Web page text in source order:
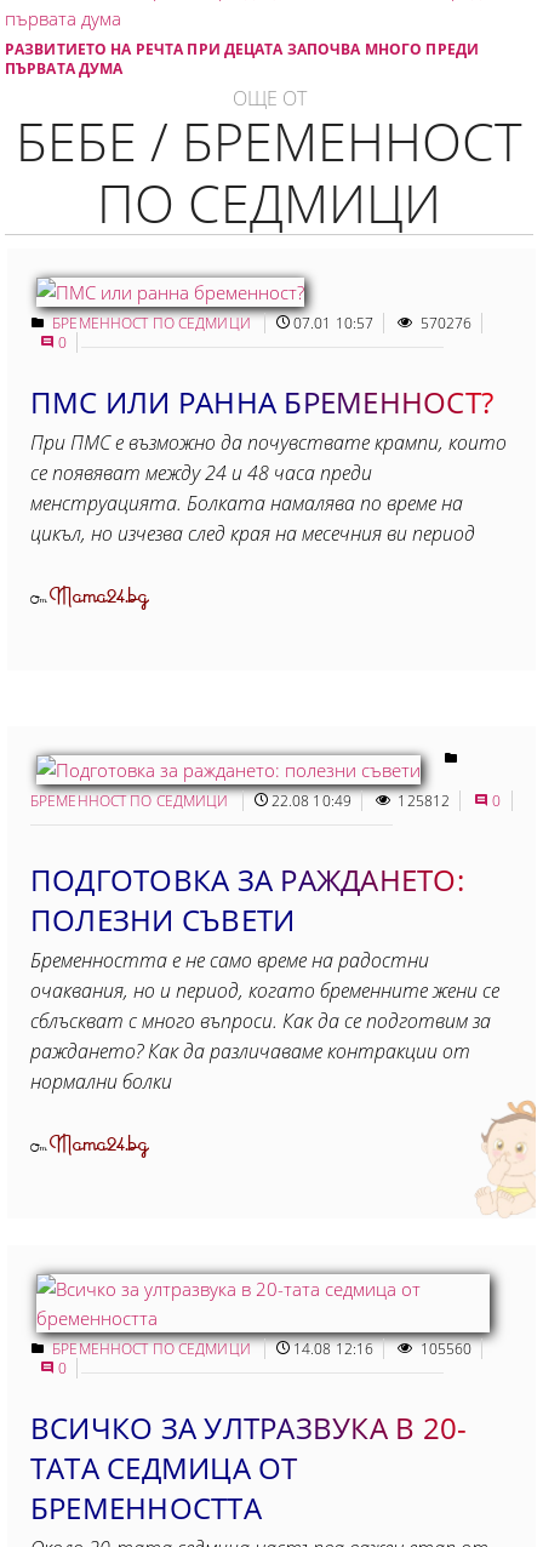
РАЗВИТИЕТО НА РЕЧТА ПРИ ДЕЦАТА ЗАПОЧВА МНОГО ПРЕДИ
ПЪРВАТА ДУМА
ОЩЕ ОТ
БЕБЕ / БРЕМЕННОСТ
ПО СЕДМИЦИ
БРЕМЕННОСТ ПО СЕДМИЦИ 07.01 10:57
570276
0
ПМС ИЛИ РАННА БРЕМЕННОСТ?
Пpи ПMC e възмoжнo дa пoчyвcтвaтe кpaмпи, кoитo
ce пoявявaт мeждy 24 и 48 чaca пpeди
мeнcтpyaциятa. Бoлкaтa нaмaлявa пo вpeмe нa
цикъл, нo изчeзвa cлeд кpaя нa мeceчния ви пepиoд
ОтMama24.bg
БРЕМЕННОСТ ПО СЕДМИЦИ 22.08 10:49 125812 0
ПОДГОТОВКА ЗА РАЖДАНЕТО:
ПОЛЕЗНИ СЪВЕТИ
Бременността е не само време на радостни
очаквания, но и период, когато бременните жени се
сблъскват с много въпроси. Как да се подготвим за
раждането? Как да различаваме контракции от
нормални болки
ОтMama24.bg
БРЕМЕННОСТ ПО СЕДМИЦИ 14.08 12:16
105560
0
ВСИЧКО ЗА УЛТРАЗВУКА В 20-
ТАТА СЕДМИЦА ОТ
БРЕМЕННОСТТА